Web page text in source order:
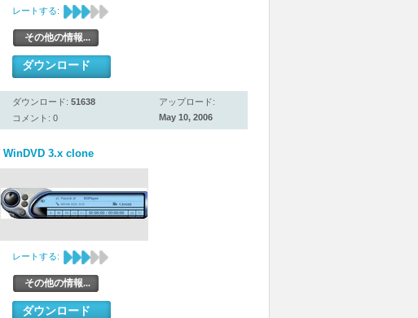
レートする:
その他の情報...
ダウンロード
ダウンロード: 51638
コメント: 0
アップロード:
May 10, 2006
WinDVD 3.x clone
レートする:
その他の情報...
ダウンロード